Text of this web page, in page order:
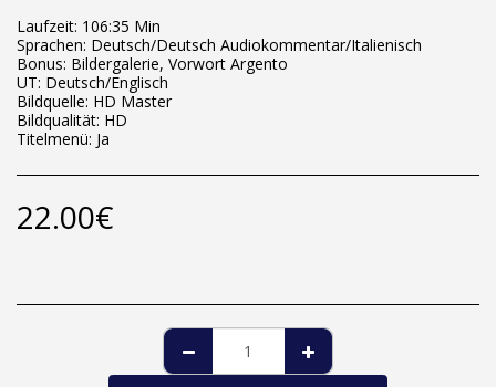
Laufzeit: 106:35 Min
Sprachen: Deutsch/Deutsch Audiokommentar/Italienisch
Bonus: Bildergalerie, Vorwort Argento
UT: Deutsch/Englisch
Bildquelle: HD Master
Bildqualität: HD
Titelmenü: Ja
22.00€